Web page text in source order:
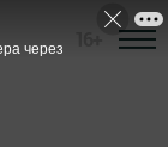
через